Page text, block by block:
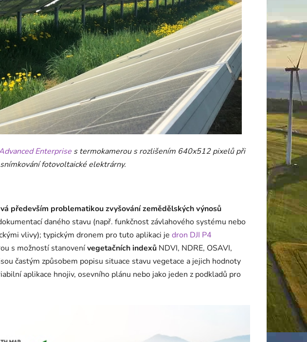
Enterprises termokamerou s rozlišením 640x512 pixelů při
snímkování fotovoltaické elektrárny.
především problematikou zvyšování zemědělských výnosů
daného stavu (např. funkčnost závlahového systému nebo
vlivy); typickým dronem pro tuto aplikaci je dron DJI P4
s možností stanovenívegetačních indexů NDVI, NDRE, OSAVI,
častým způsobem popisu situace stavu vegetace a jejich hodnoty
aplikace hnojiv, osevního plánu nebo jako jeden z podkladů pro